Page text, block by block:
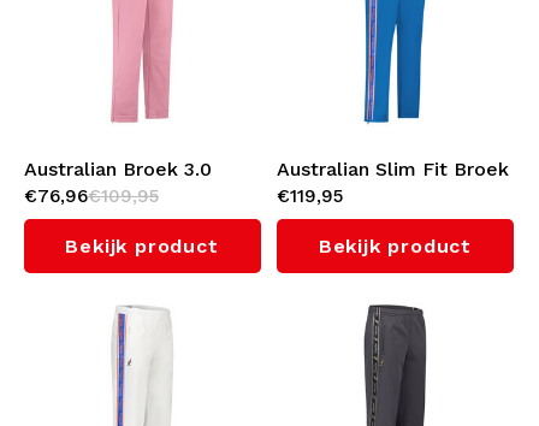
Australian Broek 3.0
(Orchid Smoke)
€76,96€109,95
Bekijk product
Australian Slim Fit Broek
met oranje bies 3.0
(Capri Blue)
€119,95
Bekijk product